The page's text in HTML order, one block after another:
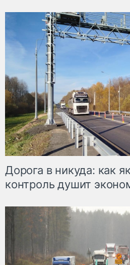
Дорога в никуда: как
контроль душит